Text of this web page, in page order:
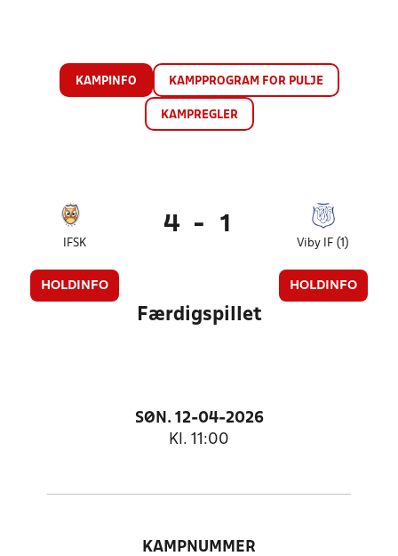
KAMPINFO KAMPPROGRAM FOR PULJE
KAMPREGLER
IFSK
HOLDINFO
4 - 1
Viby IF (1)
HOLDINFO
Færdigspillet
SØN. 12-04-2026
Kl. 11:00
KAMPNUMMER